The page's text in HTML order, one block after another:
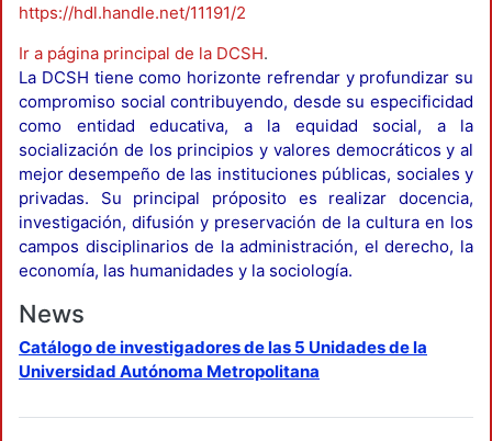
https://hdl.handle.net/11191/2
Ir a página principal de la DCSH.
La DCSH tiene como horizonte refrendar y profundizar su
compromiso social contribuyendo, desde su especificidad
como entidad educativa, a la equidad social, a la
socialización de los principios y valores democráticos y al
mejor desempeño de las instituciones públicas, sociales y
privadas. Su principal próposito es realizar docencia,
investigación, difusión y preservación de la cultura en los
campos disciplinarios de la administración, el derecho, la
economía, las humanidades y la sociología.
News
Catálogo de investigadores de las 5 Unidades de la
Universidad Autónoma Metropolitana